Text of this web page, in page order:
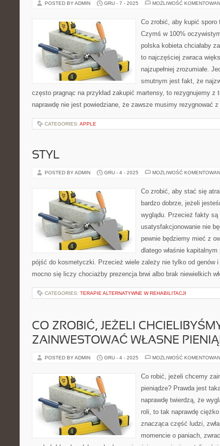
POSTED BY ADMIN GRU - 7 - 2025 MOŻLIWOŚĆ
Co zrobić, aby kupić sporo
Czymś w 100%
polska kobieta chciałaby
to najczęściej zwraca
najzupełniej zrozumiałe.
smutnym jest fakt, że
często pragnąc na przykład zakupić martensy, to rezygnujemy z
naprawdę nie jest powiedziane, że zawsze musimy rezygnować
CATEGORIES: APPLE
STYL
POSTED BY ADMIN GRU - 4 - 2025 MOŻLIWOŚĆ
Co zrobić, aby stać się
bardzo dobrze, jeżeli
wyglądu. Przecież fakty
usatysfakcjonowanie nie
pewnie będziemy mieć z
dlatego właśnie
pójść do kosmetyczki. Przecież wiele zależy nie tylko od genów
mocno się liczy chociażby prezencja brwi albo brak niewielkich
CATEGORIES: TERAPIE ALTERNATYWNE W REHABILITACJI
CO ZROBIĆ, JEŻELI
ZAINWESTOWAĆ WŁASNE
POSTED BY ADMIN GRU - 4 - 2025 MOŻLIWOŚĆ
Co robić, jeżeli chcemy
pieniądze? Prawda jest
naprawdę twierdzą, że
roli, to tak naprawdę
znacząca część ludzi,
momencie o paniach,